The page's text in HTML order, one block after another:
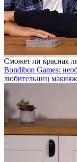
Сможет ли красная
Bondibon Games:
любительниц